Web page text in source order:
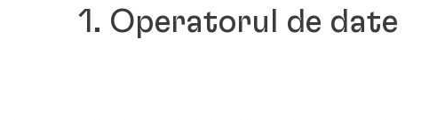
1. Operatorul de date